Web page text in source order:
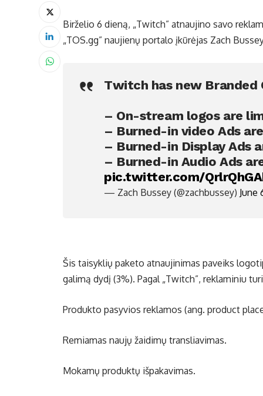
Birželio 6 dieną, „Twitch” atnaujino savo
„TOS.gg” naujienų portalo įkūrėjas Zach
Twitch has new Branded
– On-stream logos are
– Burned-in video Ads
– Burned-in Display Ads
– Burned-in Audio Ads
pic.twitter.com/
— Zach Bussey (@zachbussey) June
Šis taisyklių paketo atnaujinimas paveiks
galimą dydį (3%). Pagal „Twitch”, reklaminiu
Produkto pasyvios reklamos (ang. product
Remiamas naujų žaidimų transliavimas.
Mokamų produktų išpakavimas.